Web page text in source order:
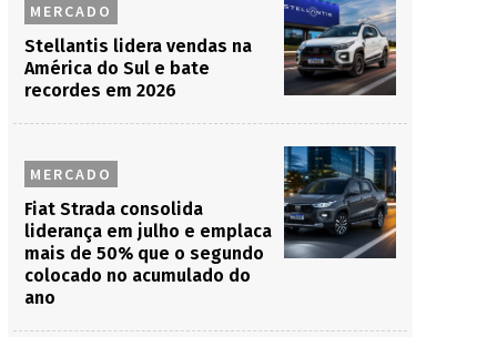
MERCADO
Stellantis lidera vendas na
América do Sul e bate
recordes em 2026
MERCADO
Fiat Strada consolida
liderança em julho e emplaca
mais de 50% que o segundo
colocado no acumulado do
ano